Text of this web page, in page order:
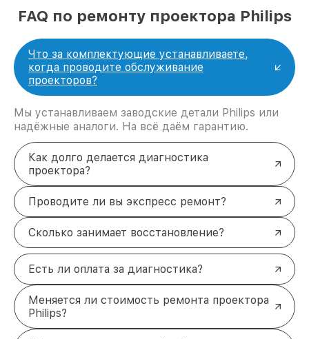
FAQ по ремонту проектора Philips
Что за комплектующие устанавливаете,
когда проводите обслуживание
проекторов?
Мы устанавливаем заводские детали Philips или
надёжные аналоги. На всё даём гарантию.
Как долго делается диагностика
проектора?
Проводите ли вы экспресс ремонт?
Сколько занимает восстановление?
Есть ли оплата за диагностика?
Меняется ли стоимость ремонта проектора
Philips?